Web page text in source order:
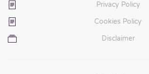
Privacy Policy
Cookies Policy
Disclaimer